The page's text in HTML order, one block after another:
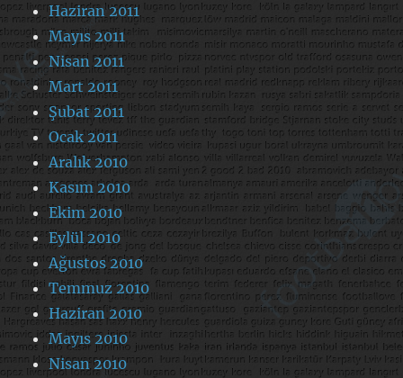
Haziran 2011
Mayıs 2011
Nisan 2011
Mart 2011
Şubat 2011
Ocak 2011
Aralık 2010
Kasım 2010
Ekim 2010
Eylül 2010
Ağustos 2010
Temmuz 2010
Haziran 2010
Mayıs 2010
Nisan 2010